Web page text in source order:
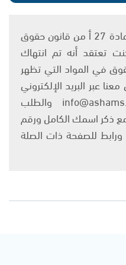
يتم الاستخدام المواد وفقًا للمادة 27 أ من قانون حقوق
2007، وإن كنت تعتقد أنه تم انتهاك
في المواد التي تظهر
عبر البريد الإلكتروني
على العنوان التالي: info@ashams.com والطلب
ذكر اسمك الكامل ورقم
للصفحة ذات الصلة